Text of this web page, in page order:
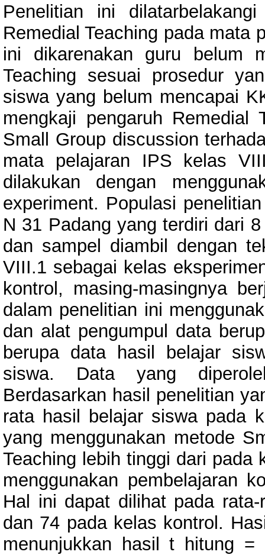
Penelitian ini
Remedial Teaching pada mata
ini dikarenakan guru belum
Teaching sesuai prosedur
siswa yang belum mencapai
mengkaji pengaruh Remedial
Small Group discussion
mata pelajaran IPS kelas
dilakukan dengan
experiment. Populasi
N 31 Padang yang terdiri dari
dan sampel diambil dengan
VIII.1 sebagai kelas
kontrol, masing-masingnya
dalam penelitian ini
dan alat pengumpul data
berupa data hasil belajar
siswa. Data yang
Berdasarkan hasil penelitian
rata hasil belajar siswa pada
yang menggunakan metode
Teaching lebih tinggi dari
menggunakan pembelajaran
Hal ini dapat dilihat pada
dan 74 pada kelas kontrol.
menunjukkan hasil t hitung